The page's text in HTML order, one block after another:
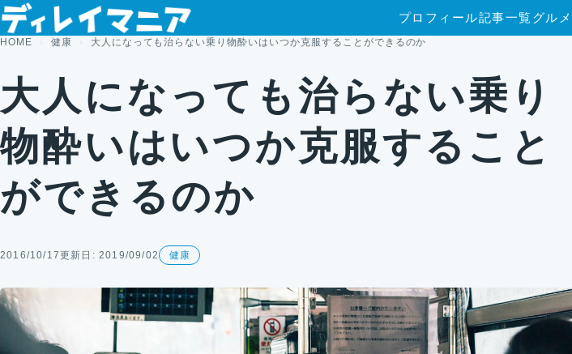
コンテンツへスキップ プロフィール記事一覧グルメ
HOME 健康 大人になっても治らない乗り物酔いはいつか克服することができるのか
大人になっても治らない乗り
物酔いはいつか克服すること
ができるのか
2016/10/17更新日: 2019/09/02 健康